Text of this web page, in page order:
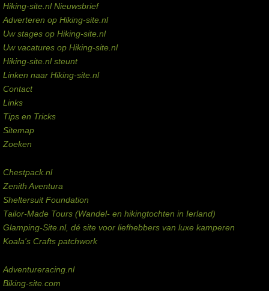
Hiking-site.nl Nieuwsbrief
Adverteren op Hiking-site.nl
Uw stages op Hiking-site.nl
Uw vacatures op Hiking-site.nl
Hiking-site.nl steunt
Linken naar Hiking-site.nl
Contact
Links
Tips en Tricks
Sitemap
Zoeken
Chestpack.nl
Zenith Aventura
Sheltersuit Foundation
Tailor-Made Tours (Wandel- en hikingtochten in Ierland)
Glamping-Site.nl, dé site voor liefhebbers van luxe kamperen
Koala's Crafts patchwork
Adventureracing.nl
Biking-site.com